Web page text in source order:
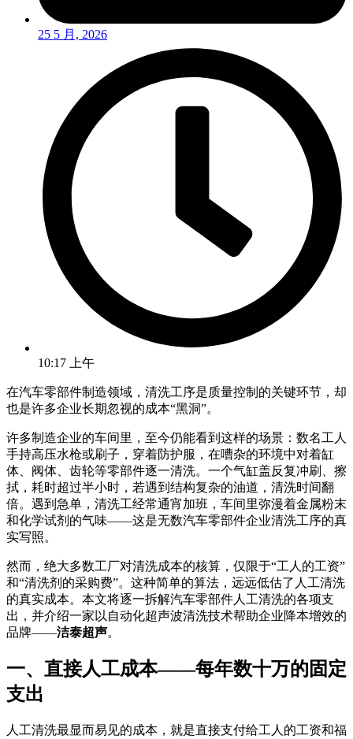
25 5 月, 2026
10:17 上午
在汽车零部件制造领域，清洗工序是质量控制的关键环节，却
也是许多企业长期忽视的成本“黑洞”。
许多制造企业的车间里，至今仍能看到这样的场景：数名工人
手持高压水枪或刷子，穿着防护服，在嘈杂的环境中对着缸
体、阀体、齿轮等零部件逐一清洗。一个气缸盖反复冲刷、擦
拭，耗时超过半小时，若遇到结构复杂的油道，清洗时间翻
倍。遇到急单，清洗工经常通宵加班，车间里弥漫着金属粉末
和化学试剂的气味——这是无数汽车零部件企业清洗工序的真
实写照。
然而，绝大多数工厂对清洗成本的核算，仅限于“工人的工资”
和“清洗剂的采购费”。这种简单的算法，远远低估了人工清洗
的真实成本。本文将逐一拆解汽车零部件人工清洗的各项支
出，并介绍一家以自动化超声波清洗技术帮助企业降本增效的
品牌——洁泰超声。
一、直接人工成本——每年数十万的固定
支出
人工清洗最显而易见的成本，就是直接支付给工人的工资和福